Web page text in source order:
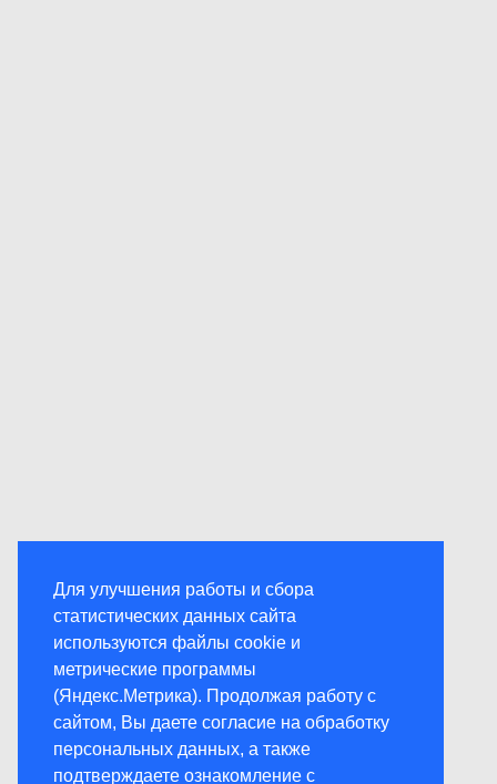
Для улучшения работы и сбора
статистических данных сайта
используются файлы cookie и
метрические программы
(Яндекс.Метрика). Продолжая работу с
сайтом, Вы даете согласие на обработку
персональных данных, а также
подтверждаете ознакомление с